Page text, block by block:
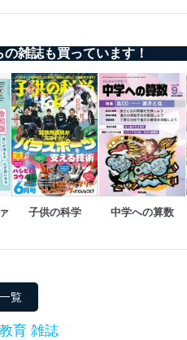
ビス
て
理者を設置し、個人情報保
情報を取得・アクセス・利
ビス
情報の利用目的は次のとお
雑誌も買っています！
子供の科学 中学への算数
覧
育 雑誌